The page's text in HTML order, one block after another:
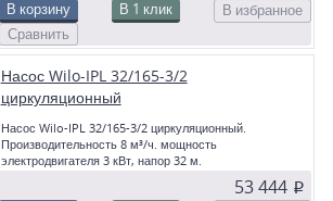
В корзину В 1 клик
В избранное
Сравнить
Насос Wilo-IPL 32/165-3/2
циркуляционный
Насос Wilo-IPL 32/165-3/2 циркуляционный.
Производительность 8 м³/ч. мощность
электродвигателя 3 кВт, напор 32 м.
53 444 p